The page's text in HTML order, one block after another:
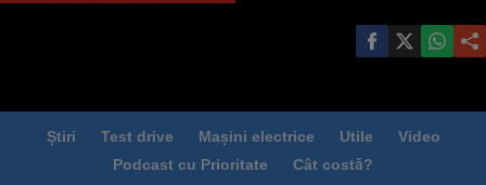
Știri Test drive Mașini electrice Utile
Video
Podcast cu Prioritate
Cât costă?